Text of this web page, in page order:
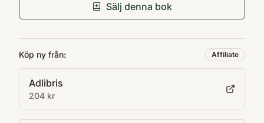
Penguin
Antal sidor
357
Språk
en
Format
Pocket
Sälj denna bok
Köp ny från: Affiliate
Adlibris
204 kr